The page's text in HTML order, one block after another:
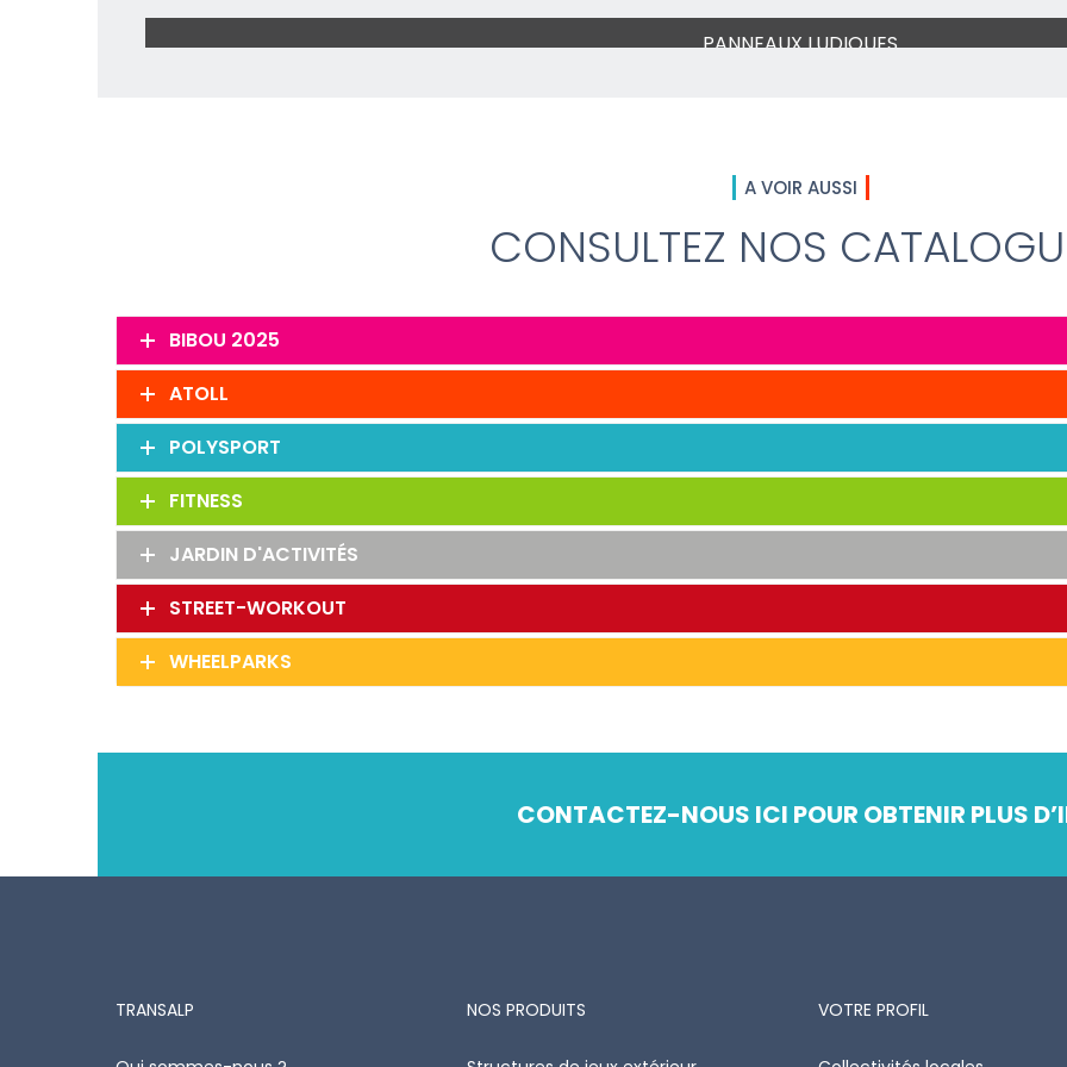
PANNEAUX LUDIQUES
A VOIR AUSSI
CONSULTEZ NOS
BIBOU 2025
ATOLL
POLYSPORT
FITNESS
JARDIN D'ACTIVITÉS
STREET-WORKOUT
WHEELPARKS
CONTACTEZ-NOUS ICI POUR OBTENIR PLUS
TRANSALP NOS PRODUITS VOTRE PROFIL